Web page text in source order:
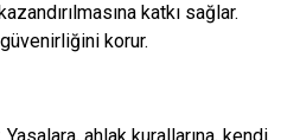
katkı sağlar.
güvenirliğini korur.